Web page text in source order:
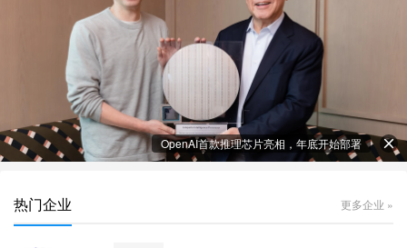
OpenAI首款推理芯片亮相，年底开始部署
热门企业 更多企业 »